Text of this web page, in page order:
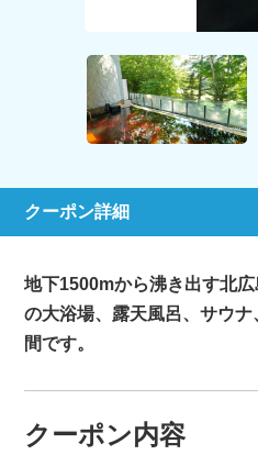
クーポン詳細
地下1500mから沸き出す北
の大浴場、露天風呂、サウ
間です。
クーポン内容